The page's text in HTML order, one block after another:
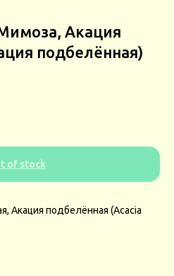
Акация
подбелённая)
of stock
Акация подбелённая (Acacia